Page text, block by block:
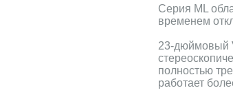
Серия ML
временем
23-дюймовый
полностью
работает